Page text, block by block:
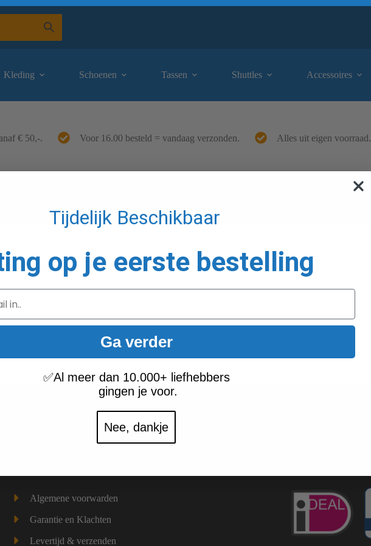
Kleding Schoenen Tassen Shuttles Accessoires
€ 50,-. Voor 16.00 besteld = vandaag verzonden. Alles uit eigen voorraad.
gevonden die aan je selectie voldoen.
Voor 16.00 besteld = vandaag verzonden
Algemene voorwarden
Garantie en Klachten
Levertijd & verzenden
Tijdelijk Beschikbaar
op je eerste bestelling
Ga verder
✅Al meer dan 10.000+ liefhebbers
gingen je voor.
Nee, dankje